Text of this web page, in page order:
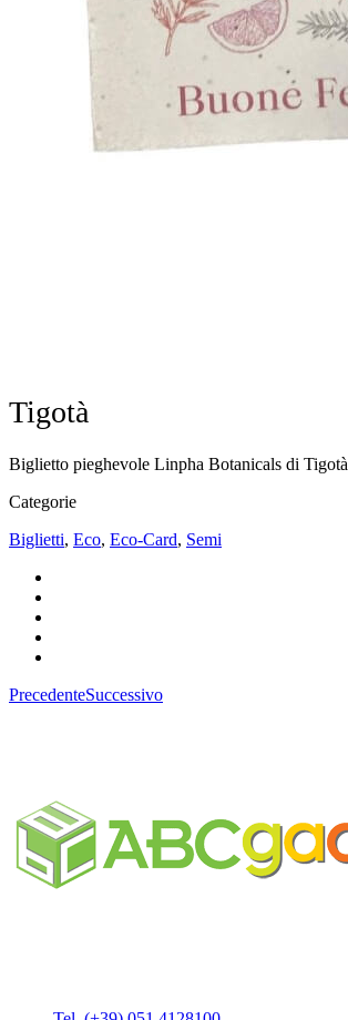
Tigotà
Biglietto pieghevole Linpha Botanicals di Tigotà
Categorie
Biglietti, Eco, Eco-Card, Semi
PrecedenteSuccessivo